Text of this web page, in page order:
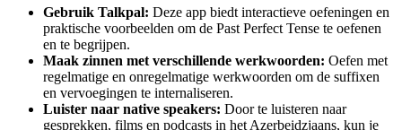
Gebruik Talkpal: Deze app biedt interactieve oefeningen en
praktische voorbeelden om de Past Perfect Tense te oefenen
en te begrijpen.
Maak zinnen met verschillende werkwoorden: Oefen met
regelmatige en onregelmatige werkwoorden om de suffixen
en vervoegingen te internaliseren.
Luister naar native speakers: Door te luisteren naar
gesprekken, films en podcasts in het Azerbeidzjaans, kun je